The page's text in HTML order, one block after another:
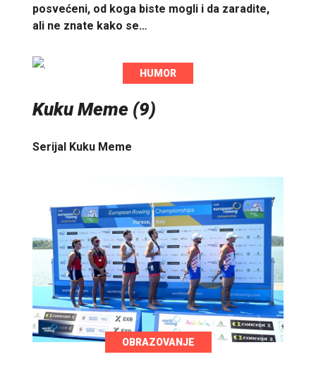
posvećeni, od koga biste mogli i da zaradite,
ali ne znate kako se…
HUMOR
Kuku Meme (9)
Serijal Kuku Meme
OBRAZOVANJE